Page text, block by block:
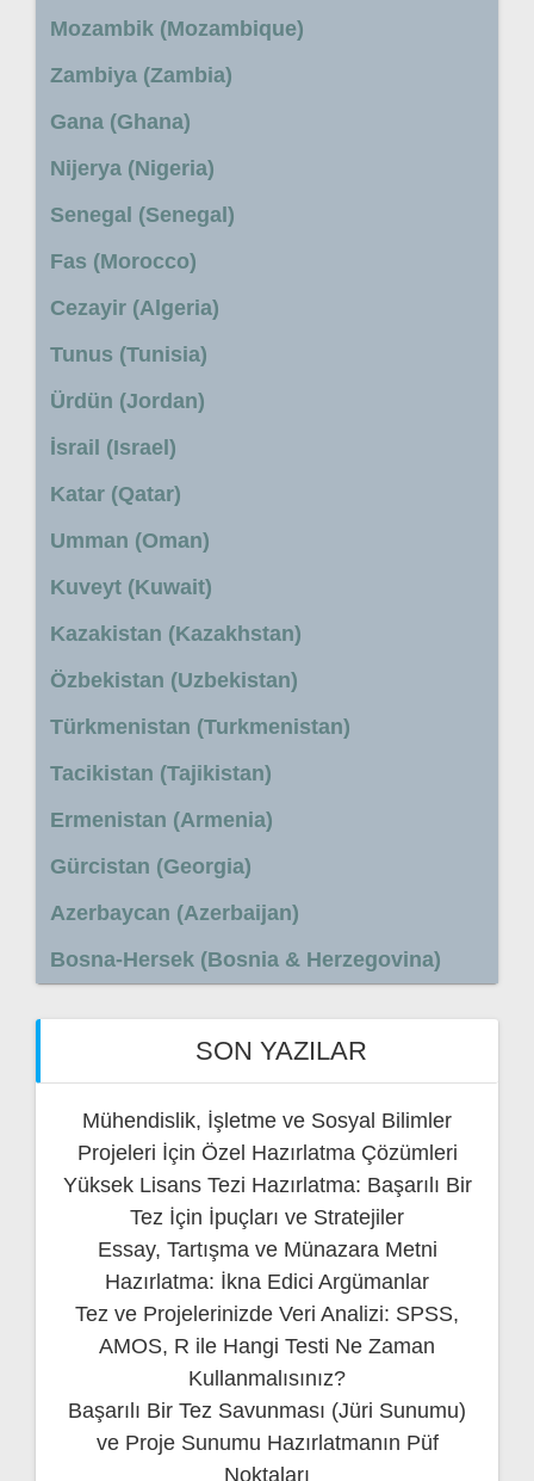
Mozambik (Mozambique)
Zambiya (Zambia)
Gana (Ghana)
Nijerya (Nigeria)
Senegal (Senegal)
Fas (Morocco)
Cezayir (Algeria)
Tunus (Tunisia)
Ürdün (Jordan)
İsrail (Israel)
Katar (Qatar)
Umman (Oman)
Kuveyt (Kuwait)
Kazakistan (Kazakhstan)
Özbekistan (Uzbekistan)
Türkmenistan (Turkmenistan)
Tacikistan (Tajikistan)
Ermenistan (Armenia)
Gürcistan (Georgia)
Azerbaycan (Azerbaijan)
Bosna-Hersek (Bosnia & Herzegovina)
SON YAZILAR
Mühendislik, İşletme ve Sosyal Bilimler
Projeleri İçin Özel Hazırlatma Çözümleri
Yüksek Lisans Tezi Hazırlatma: Başarılı Bir
Tez İçin İpuçları ve Stratejiler
Essay, Tartışma ve Münazara Metni
Hazırlatma: İkna Edici Argümanlar
Tez ve Projelerinizde Veri Analizi: SPSS,
AMOS, R ile Hangi Testi Ne Zaman
Kullanmalısınız?
Başarılı Bir Tez Savunması (Jüri Sunumu)
ve Proje Sunumu Hazırlatmanın Püf
Noktaları